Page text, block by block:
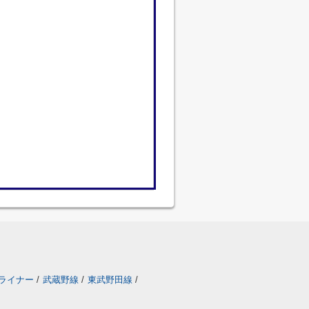
イナー / 武蔵野線 / 東武野田線 /